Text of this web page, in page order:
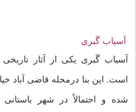
آسیاب گَبری
آسیاب گَبری یکی از آثار
است. این بنا درمحله قاضی آباد
شده و احتمالاً در شهر